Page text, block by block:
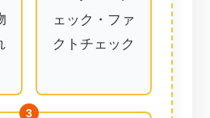
ェック・ファ
クトチェック